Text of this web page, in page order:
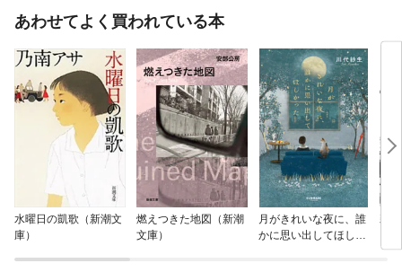
あわせてよく買われている本
水曜日の凱歌（新潮文
庫）
燃えつきた地図（新潮
文庫）
月がきれいな夜に、誰
かに思い出してほしか
莉